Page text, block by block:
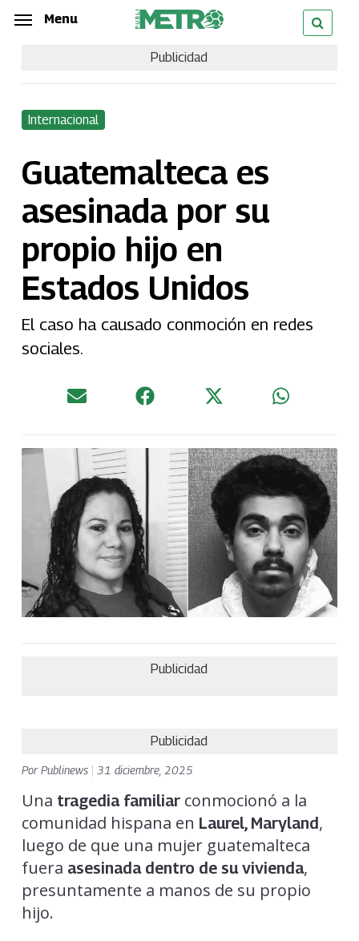
Skip
content
Menu
Publicidad
Internacional
Guatemalteca es
asesinada por su
propio hijo en
Estados Unidos
El caso ha causado conmoción en redes
sociales.
Publicidad
Publicidad
PorPublinews 31 diciembre, 2025
Una tragedia familiarconmocionó a la
comunidad hispana en Laurel, Maryland,
luego de que una mujer guatemalteca
fuera asesinada dentro de su vivienda,
presuntamente a manos de su propio
hijo.
Menu